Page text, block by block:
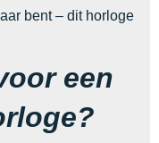
bent – dit horloge
een